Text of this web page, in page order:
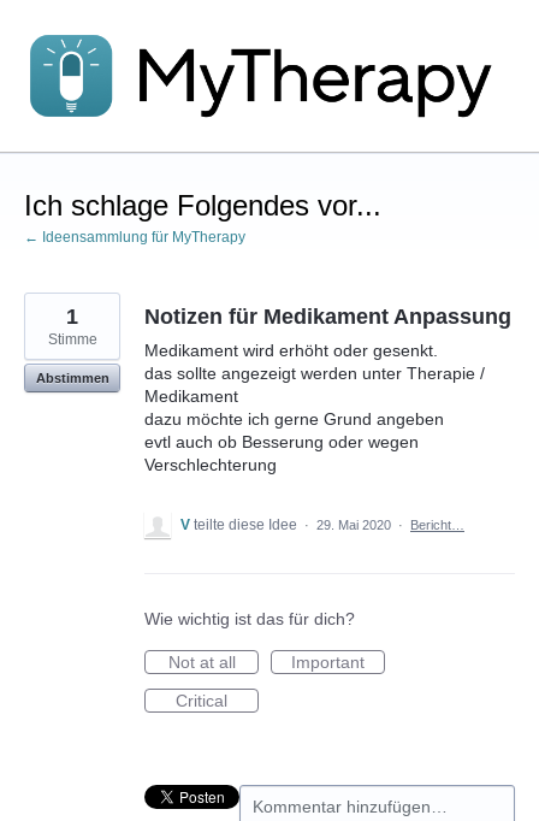
Inhalt
springen
Ich schlage Folgendes vor...
← Ideensammlung für MyTherapy
Notizen für Medikament Anpassung
Medikament wird erhöht oder gesenkt.
das sollte angezeigt werden unter Therapie /
Medikament
dazu möchte ich gerne Grund angeben
evtl auch ob Besserung oder wegen
Verschlechterung
1
Stimme
Abstimmen
V teilte diese Idee · 29. Mai 2020 · Bericht…
Wie wichtig ist das für dich?
Not at all
Important
Critical
Kommentar hinzufügen…